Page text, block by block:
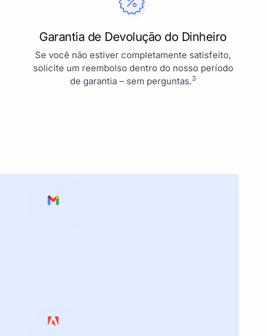
Garantia de Devolução do Dinheiro
Se você não estiver completamente satisfeito,
solicite um reembolso dentro do nosso período
de garantia – sem perguntas.3